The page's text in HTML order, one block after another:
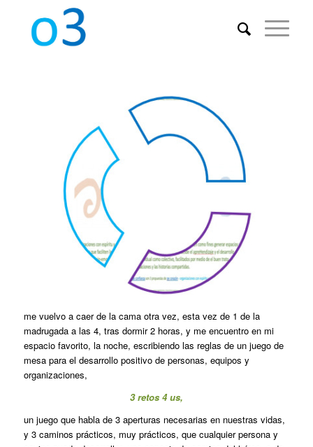
me vuelvo a caer de la cama otra vez, esta vez de 1 de la
madrugada a las 4, tras dormir 2 horas, y me encuentro en mi
espacio favorito, la noche, escribiendo las reglas de un juego de
mesa para el desarrollo positivo de personas, equipos y
organizaciones,
3 retos 4 us,
un juego que habla de 3 aperturas necesarias en nuestras vidas,
y 3 caminos prácticos, muy prácticos, que cualquier persona y